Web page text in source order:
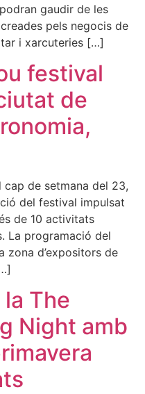
gaudir de les
pels negocis de
i xarcuteries […]
festival
de
de setmana del 23,
del festival impulsat
de 10 activitats
La programació del
zona d’expositors de
The
Night amb